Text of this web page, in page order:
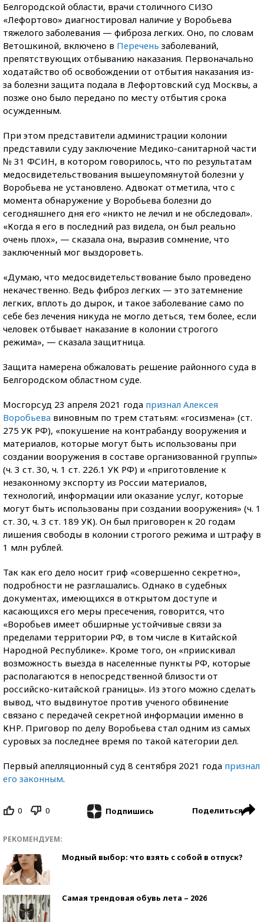
Белгородской области, врачи столичного СИЗО
«Лефортово» диагностировал наличие у Воробьева
тяжелого заболевания — фиброза легких. Оно, по словам
Ветошкиной, включено в Перечень заболеваний,
препятствующих отбыванию наказания. Первоначально
ходатайство об освобождении от отбытия наказания из-
за болезни защита подала в Лефортовский суд Москвы, а
позже оно было передано по месту отбытия срока
осужденным.
При этом представители администрации колонии
представили суду заключение Медико-санитарной части
№ 31 ФСИН, в котором говорилось, что по результатам
медосвидетельствования вышеупомянутой болезни у
Воробьева не установлено. Адвокат отметила, что с
момента обнаружение у Воробьева болезни до
сегодняшнего дня его «никто не лечил и не обследовал».
«Когда я его в последний раз видела, он был реально
очень плох», — сказала она, выразив сомнение, что
заключенный мог выздороветь.
«Думаю, что медосвидетельствование было проведено
некачественно. Ведь фиброз легких — это затемнение
легких, вплоть до дырок, и такое заболевание само по
себе без лечения никуда не могло деться, тем более, если
человек отбывает наказание в колонии строгого
режима», — сказала защитница.
Защита намерена обжаловать решение районного суда в
Белгородском областном суде.
Мосгорсуд 23 апреля 2021 года признал Алексея
Воробьева виновным по трем статьям: «госизмена» (ст.
275 УК РФ), «покушение на контрабанду вооружения и
материалов, которые могут быть использованы при
создании вооружения в составе организованной группы»
(ч. 3 ст. 30, ч. 1 ст. 226.1 УК РФ) и «приготовление к
незаконному экспорту из России материалов,
технологий, информации или оказание услуг, которые
могут быть использованы при создании вооружения» (ч. 1
ст. 30, ч. 3 ст. 189 УК). Он был приговорен к 20 годам
лишения свободы в колонии строгого режима и штрафу в
1 млн рублей.
Так как его дело носит гриф «совершенно секретно»,
подробности не разглашались. Однако в судебных
документах, имеющихся в открытом доступе и
касающихся его меры пресечения, говорится, что
«Воробьев имеет обширные устойчивые связи за
пределами территории РФ, в том числе в Китайской
Народной Республике». Кроме того, он «приискивал
возможность выезда в населенные пункты РФ, которые
располагаются в непосредственной близости от
российско-китайской границы». Из этого можно сделать
вывод, что выдвинутое против ученого обвинение
связано с передачей секретной информации именно в
КНР. Приговор по делу Воробьева стал одним из самых
суровых за последнее время по такой категории дел.
Первый апелляционный суд 8 сентября 2021 года признал
его законным.
0 0 Подпишись Поделиться
РЕКОМЕНДУЕМ:
Модный выбор: что взять с собой в отпуск?
Самая трендовая обувь лета – 2026